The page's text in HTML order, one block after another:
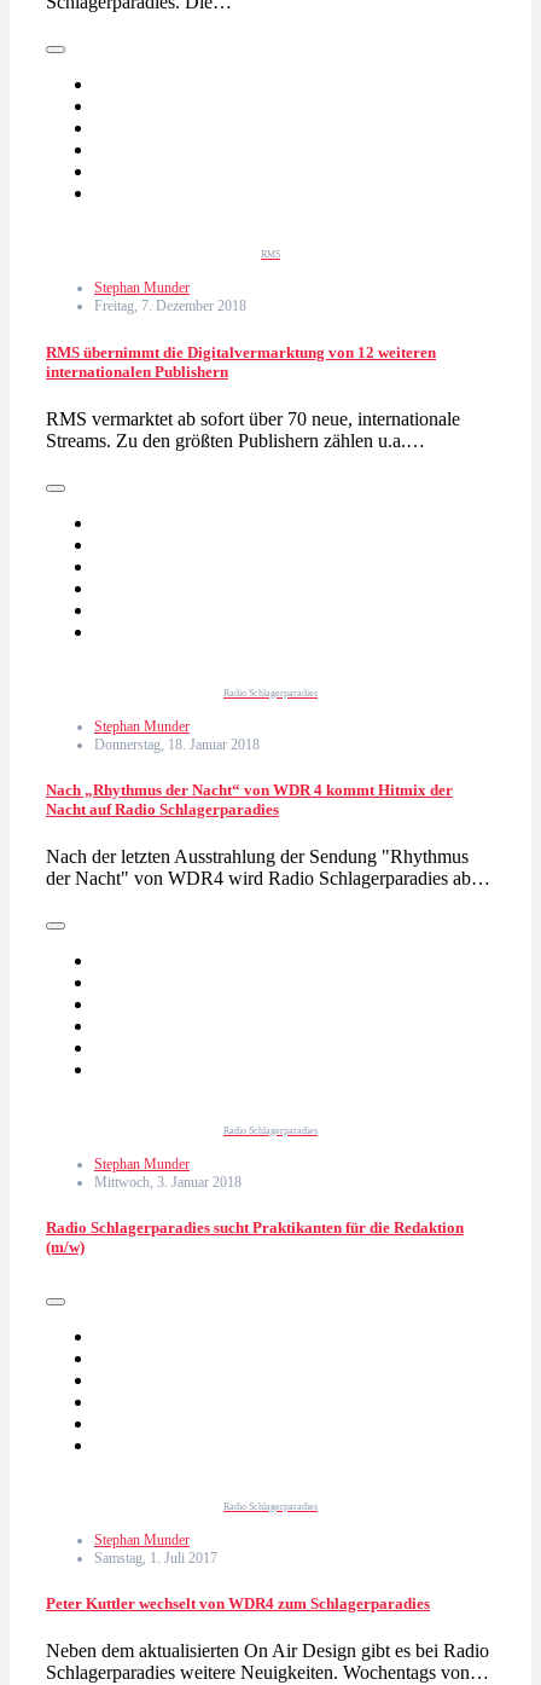
RMS
Stephan Munder
Freitag, 7. Dezember 2018
RMS übernimmt die Digitalvermarktung von 12 weiteren
internationalen Publishern
RMS vermarktet ab sofort über 70 neue, internationale
Streams. Zu den größten Publishern zählen u.a.…
Radio Schlagerparadies
Stephan Munder
Donnerstag, 18. Januar 2018
Nach „Rhythmus der Nacht“ von WDR 4 kommt Hitmix der
Nacht auf Radio Schlagerparadies
Nach der letzten Ausstrahlung der Sendung "Rhythmus
der Nacht" von WDR4 wird Radio Schlagerparadies ab…
Radio Schlagerparadies
Stephan Munder
Mittwoch, 3. Januar 2018
Radio Schlagerparadies sucht Praktikanten für die Redaktion
(m/w)
Radio Schlagerparadies
Stephan Munder
Samstag, 1. Juli 2017
Peter Kuttler wechselt von WDR4 zum Schlagerparadies
Neben dem aktualisierten On Air Design gibt es bei Radio
Schlagerparadies weitere Neuigkeiten. Wochentags von…